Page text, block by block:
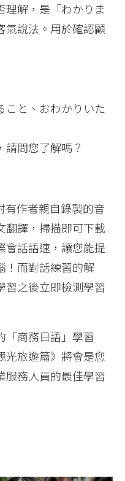
解，是「わかりま
氣說法。用於確認顧
こと、おわかりいた
問您了解嗎？
作者親自錄製的音
翻譯，掃描即可下載
會話語速，讓您能提
！而對話練習的解
習之後立即檢測學習
「商務日語」學習
光旅遊篇》將會是您
服務人員的最佳學習